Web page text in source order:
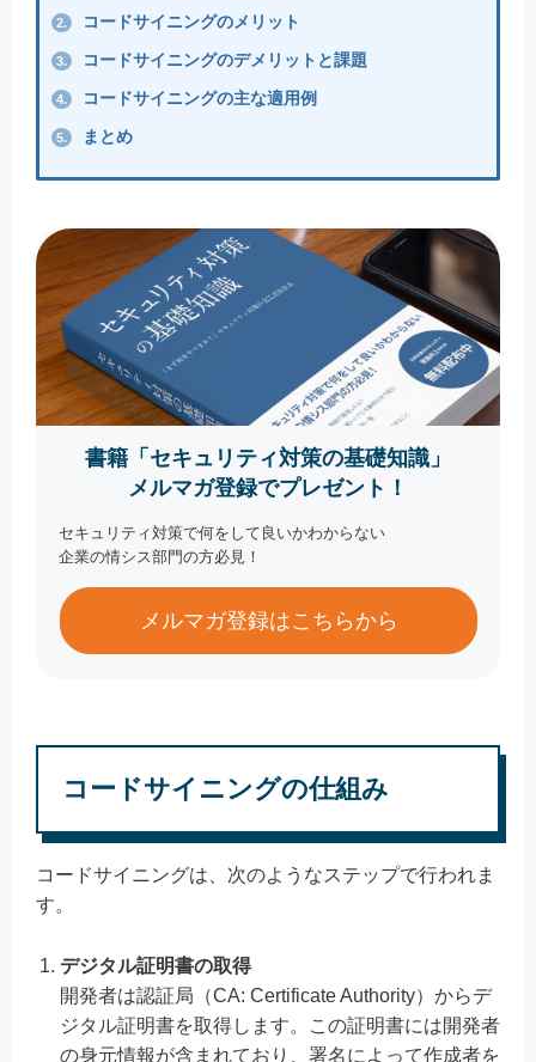
2. コードサイニングのメリット
3. コードサイニングのデメリットと課題
4. コードサイニングの主な適用例
5. まとめ
書籍「セキュリティ対策の基礎知識」
メルマガ登録でプレゼント！
セキュリティ対策で何をして良いかわからない
企業の情シス部門の方必見！
メルマガ登録はこちらから
コードサイニングの仕組み
コードサイニングは、次のようなステップで行われま
す。
デジタル証明書の取得
開発者は認証局（CA: Certificate Authority）からデ
ジタル証明書を取得します。この証明書には開発者
の身元情報が含まれており、署名によって作成者を